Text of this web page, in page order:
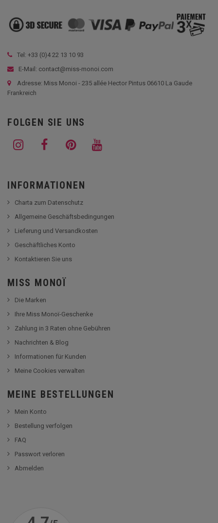
Tel: +33 (0)4 22 13 10 93
E-Mail: contact@miss-monoi.com
Adresse: Miss Monoi - 235 allée Hector Pintus 06610 La Gaude
Frankreich
FOLGEN SIE UNS
INFORMATIONEN
Charta zum Datenschutz
Allgemeine Geschäftsbedingungen
Lieferung und Versandkosten
Geschäftliches Konto
Kontaktieren Sie uns
MISS MONOÏ
Die Marken
Ihre Miss Monoï-Geschenke
Zahlung in 3 Raten ohne Gebühren
Nachrichten & Blog
Informationen für Kunden
Meine Cookies verwalten
MEINE BESTELLUNGEN
Mein Konto
Bestellung verfolgen
FAQ
Passwort verloren
Abmelden